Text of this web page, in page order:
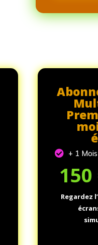
 + 1
150
Regardez